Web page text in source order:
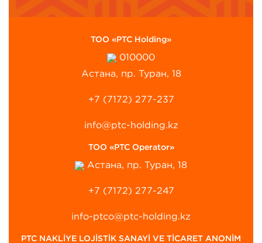
ТОО «PTC Holding»
010000
Астана, пр. Туран, 18
+7 (7172) 277-237
info@ptc-holding.kz
ТОО «PTC Operator»
Астана, пр. Туран, 18
+7 (7172) 277-247
info-ptco@ptc-holding.kz
PTC NAKLİYE LOJİSTİK SANAYİ VE TİCARET ANONİM